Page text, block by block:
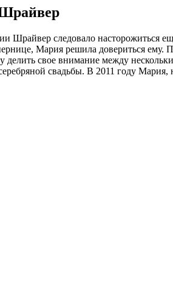
Шрайвер следовало насторожиться
Мария решила довериться ему.
делить свое внимание между
свадьбы. В 2011 году Мария,